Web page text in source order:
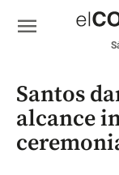
económicos
Colombia
menu
Santos
alcance